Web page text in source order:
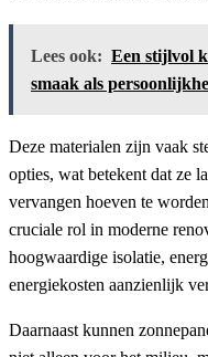
Lees ook: Een stijlvol
smaak als
Deze materialen zijn vaak
opties, wat betekent dat ze
vervangen hoeven te
cruciale rol in moderne
hoogwaardige isolatie,
energiekosten aanzienlijk
Daarnaast kunnen